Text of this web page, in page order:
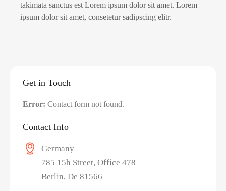
takimata sanctus est Lorem ipsum dolor sit amet. Lorem
ipsum dolor sit amet, consetetur sadipscing elitr.
Get in Touch
Error: Contact form not found.
Contact Info
Germany —
785 15h Street, Office 478
Berlin, De 81566